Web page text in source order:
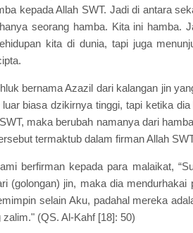
kepada Allah SWT. Jadi di antara
seorang hamba. Kita ini hamba.
kita di dunia, tapi juga
bernama Azazil dari kalangan jin
biasa dzikirnya tinggi, tapi ketika
maka berubah namanya dari
termaktub dalam firman Allah
berfirman kepada para malaikat,
(golongan) jin, maka dia
selain Aku, padahal mereka
(QS. Al-Kahf [18]: 50)